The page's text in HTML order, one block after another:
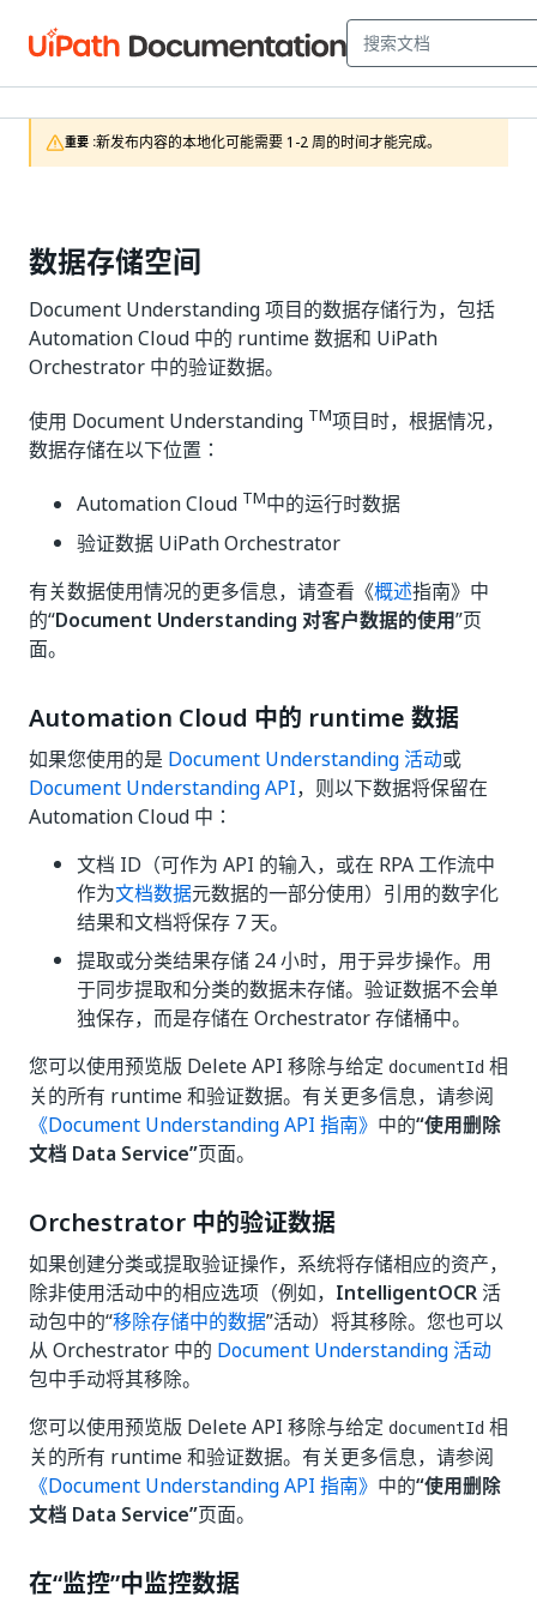
重要 :新发布内容的本地化可能需要 1-2 周的时间才能完成。
数据存储空间
Document Understanding 项目的数据存储行为，包括
Automation Cloud 中的 runtime 数据和 UiPath
Orchestrator 中的验证数据。
使用 Document Understanding TM项目时，根据情况，
数据存储在以下位置：
Automation Cloud TM中的运行时数据
验证数据 UiPath Orchestrator
有关数据使用情况的更多信息，请查看《概述指南》中
的“Document Understanding 对客户数据的使用”页
面。
Automation Cloud 中的 runtime 数据
如果您使用的是 Document Understanding 活动或
Document Understanding API，则以下数据将保留在
Automation Cloud 中：
文档 ID（可作为 API 的输入，或在 RPA 工作流中
作为文档数据元数据的一部分使用）引用的数字化
结果和文档将保存 7 天。
提取或分类结果存储 24 小时，用于异步操作。用
于同步提取和分类的数据未存储。验证数据不会单
独保存，而是存储在 Orchestrator 存储桶中。
您可以使用预览版 Delete API 移除与给定 documentId 相
关的所有 runtime 和验证数据。有关更多信息，请参阅
《Document Understanding API 指南》 中的“使用删除
文档 Data Service”页面。
Orchestrator 中的验证数据
如果创建分类或提取验证操作，系统将存储相应的资产，
除非使用活动中的相应选项（例如， IntelligentOCR 活
动包中的“移除存储中的数据”活动）将其移除。您也可以
从 Orchestrator 中的 Document Understanding 活动
包中手动将其移除。
您可以使用预览版 Delete API 移除与给定 documentId 相
关的所有 runtime 和验证数据。有关更多信息，请参阅
《Document Understanding API 指南》 中的“使用删除
文档 Data Service”页面。
在“监控”中监控数据